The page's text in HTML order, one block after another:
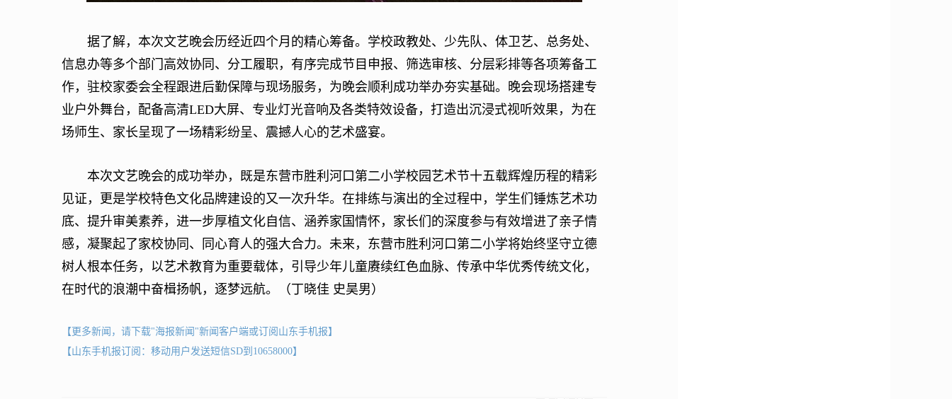
据了解，本次文艺晚会历经近四个月的精心筹备。学校政教处、少先队、体卫艺、总务处、
信息办等多个部门高效协同、分工履职，有序完成节目申报、筛选审核、分层彩排等各项筹备工
作，驻校家委会全程跟进后勤保障与现场服务，为晚会顺利成功举办夯实基础。晚会现场搭建专
业户外舞台，配备高清LED大屏、专业灯光音响及各类特效设备，打造出沉浸式视听效果，为在
场师生、家长呈现了一场精彩纷呈、震撼人心的艺术盛宴。
本次文艺晚会的成功举办，既是东营市胜利河口第二小学校园艺术节十五载辉煌历程的精彩
见证，更是学校特色文化品牌建设的又一次升华。在排练与演出的全过程中，学生们锤炼艺术功
底、提升审美素养，进一步厚植文化自信、涵养家国情怀，家长们的深度参与有效增进了亲子情
感，凝聚起了家校协同、同心育人的强大合力。未来，东营市胜利河口第二小学将始终坚守立德
树人根本任务，以艺术教育为重要载体，引导少年儿童赓续红色血脉、传承中华优秀传统文化，
在时代的浪潮中奋楫扬帆，逐梦远航。（丁晓佳 史昊男）
【更多新闻，请下载"海报新闻"新闻客户端或订阅山东手机报】
【山东手机报订阅：移动用户发送短信SD到10658000】